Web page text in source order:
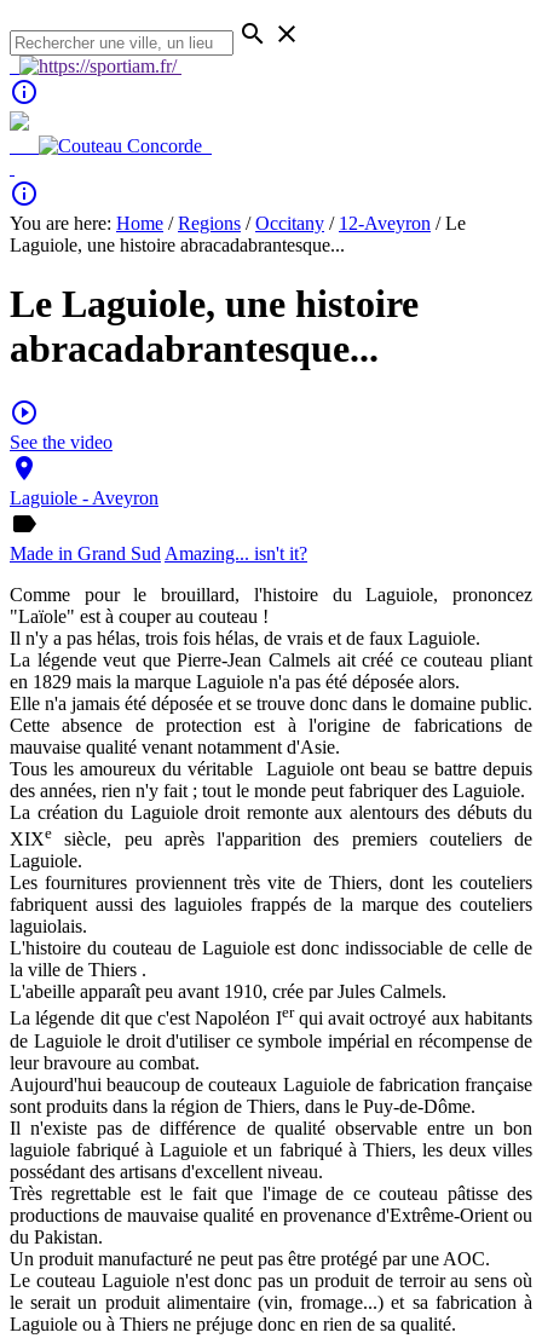
search close
info_outline
info_outline
You are here: Home /Regions /Occitany / 12-Aveyron / Le
Laguiole, une histoire abracadabrantesque...
Le Laguiole, une histoire
abracadabrantesque...
play_circle_outline
See the video
place
Laguiole - Aveyron
label
Made in Grand Sud Amazing... isn't it?
Comme pour le brouillard, l'histoire du Laguiole, prononcez
"Laïole" est à couper au couteau !
Il n'y a pas hélas, trois fois hélas, de vrais et de faux Laguiole.
La légende veut que Pierre-Jean Calmels ait créé ce couteau pliant
en 1829 mais la marque Laguiole n'a pas été déposée alors.
Elle n'a jamais été déposée et se trouve donc dans le domaine public.
Cette absence de protection est à l'origine de fabrications de
mauvaise qualité venant notamment d'Asie.
Tous les amoureux du véritable Laguiole ont beau se battre depuis
des années, rien n'y fait ; tout le monde peut fabriquer des Laguiole.
La création du Laguiole droit remonte aux alentours des débuts du
XIXe siècle, peu après l'apparition des premiers couteliers de
Laguiole.
Les fournitures proviennent très vite de Thiers, dont les couteliers
fabriquent aussi des laguioles frappés de la marque des couteliers
laguiolais.
L'histoire du couteau de Laguiole est donc indissociable de celle de
la ville de Thiers .
L'abeille apparaît peu avant 1910, crée par Jules Calmels.
La légende dit que c'est Napoléon Ierqui avait octroyé aux habitants
de Laguiole le droit d'utiliser ce symbole impérial en récompense de
leur bravoure au combat.
Aujourd'hui beaucoup de couteaux Laguiole de fabrication française
sont produits dans la région de Thiers, dans le Puy-de-Dôme.
Il n'existe pas de différence de qualité observable entre un bon
laguiole fabriqué à Laguiole et un fabriqué à Thiers, les deux villes
possédant des artisans d'excellent niveau.
Très regrettable est le fait que l'image de ce couteau pâtisse des
productions de mauvaise qualité en provenance d'Extrême-Orient ou
du Pakistan.
Un produit manufacturé ne peut pas être protégé par une AOC.
Le couteau Laguiole n'est donc pas un produit de terroir au sens où
le serait un produit alimentaire (vin, fromage...) et sa fabrication à
Laguiole ou à Thiers ne préjuge donc en rien de sa qualité.